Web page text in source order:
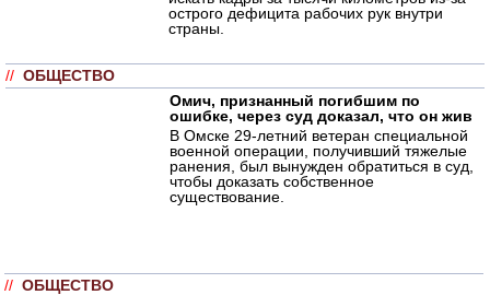
острого дефицита рабочих рук внутри
страны.
// ОБЩЕСТВО
Омич, признанный погибшим по
ошибке, через суд доказал, что он жив
В Омске 29-летний ветеран специальной
военной операции, получивший тяжелые
ранения, был вынужден обратиться в суд,
чтобы доказать собственное
существование.
// ОБЩЕСТВО